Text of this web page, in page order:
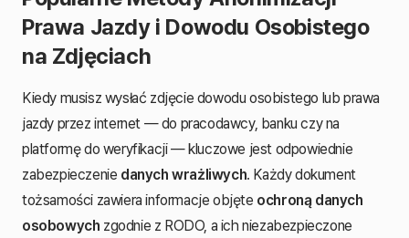
Prawa Jazdy i Dowodu Osobistego
na Zdjęciach
Kiedy musisz wysłać zdjęcie dowodu osobistego lub prawa
jazdy przez internet — do pracodawcy, banku czy na
platformę do weryfikacji — kluczowe jest odpowiednie
zabezpieczenie danych wrażliwych. Każdy dokument
tożsamości zawiera informacje objęte ochroną danych
osobowych zgodnie z RODO, a ich niezabezpieczone